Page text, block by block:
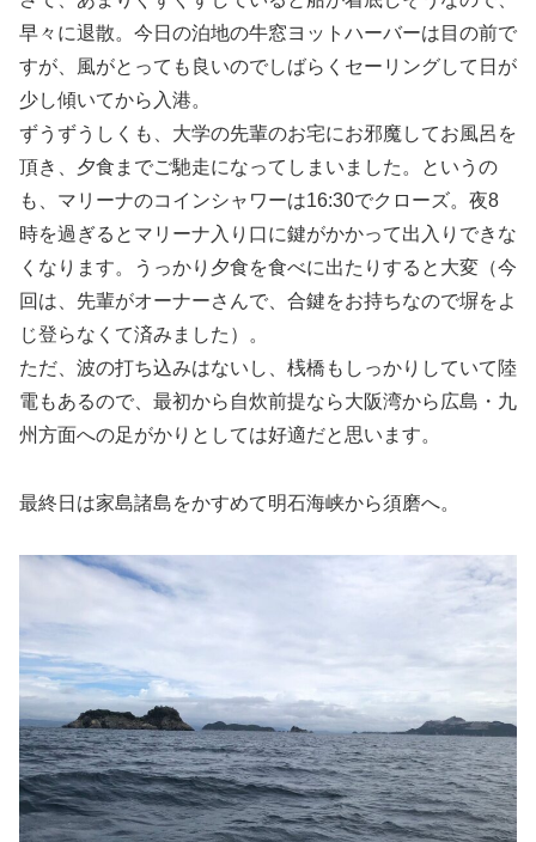
早々に退散。今日の泊地の牛窓ヨットハーバーは目の前で
すが、風がとっても良いのでしばらくセーリングして日が
少し傾いてから入港。
ずうずうしくも、大学の先輩のお宅にお邪魔してお風呂を
頂き、夕食までご馳走になってしまいました。というの
も、マリーナのコインシャワーは16:30でクローズ。夜8
時を過ぎるとマリーナ入り口に鍵がかかって出入りできな
くなります。うっかり夕食を食べに出たりすると大変（今
回は、先輩がオーナーさんで、合鍵をお持ちなので塀をよ
じ登らなくて済みました）。
ただ、波の打ち込みはないし、桟橋もしっかりしていて陸
電もあるので、最初から自炊前提なら大阪湾から広島・九
州方面への足がかりとしては好適だと思います。
最終日は家島諸島をかすめて明石海峡から須磨へ。